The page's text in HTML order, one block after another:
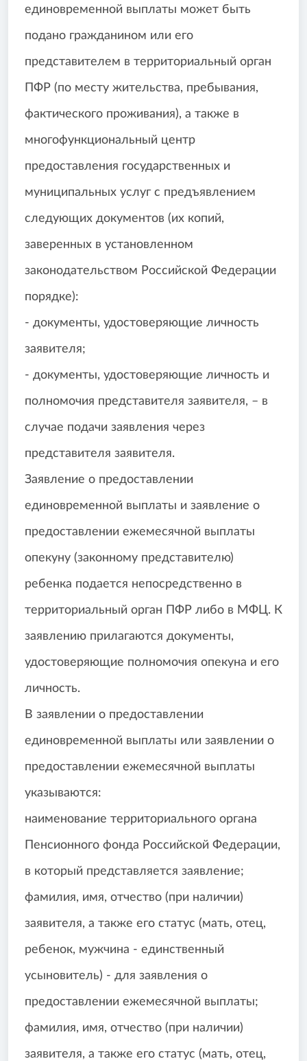
единовременной выплаты может быть
подано гражданином или его
представителем в территориальный орган
ПФР (по месту жительства, пребывания,
фактического проживания), а также в
многофункциональный центр
предоставления государственных и
муниципальных услуг с предъявлением
следующих документов (их копий,
заверенных в установленном
законодательством Российской Федерации
порядке):
- документы, удостоверяющие личность
заявителя;
- документы, удостоверяющие личность и
полномочия представителя заявителя, – в
случае подачи заявления через
представителя заявителя.
Заявление о предоставлении
единовременной выплаты и заявление о
предоставлении ежемесячной выплаты
опекуну (законному представителю)
ребенка подается непосредственно в
территориальный орган ПФР либо в МФЦ. К
заявлению прилагаются документы,
удостоверяющие полномочия опекуна и его
личность.
В заявлении о предоставлении
единовременной выплаты или заявлении о
предоставлении ежемесячной выплаты
указываются:
наименование территориального органа
Пенсионного фонда Российской Федерации,
в который представляется заявление;
фамилия, имя, отчество (при наличии)
заявителя, а также его статус (мать, отец,
ребенок, мужчина - единственный
усыновитель) - для заявления о
предоставлении ежемесячной выплаты;
фамилия, имя, отчество (при наличии)
заявителя, а также его статус (мать, отец,